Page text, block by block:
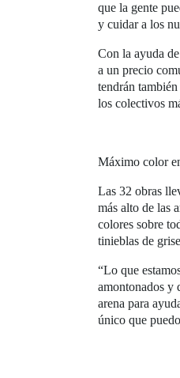
que la gente
y cuidar a los
Con la ayuda
a un precio
tendrán
los colectivos
Máximo color
Las 32 obras
más alto de las
colores sobre
tinieblas de
“Lo que
amontonados y
arena para
único que